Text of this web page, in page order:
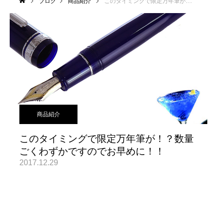
商品紹介
このタイミングで限定万年筆が！？数量
ごくわずかですのでお早めに！！
2017.12.29